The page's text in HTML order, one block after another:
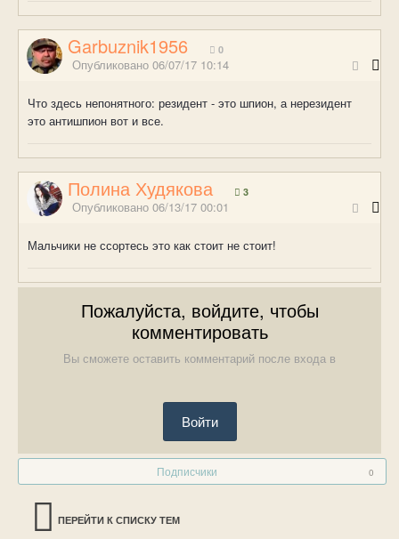
Garbuznik1956 0
Опубликовано 06/07/17 10:14
Что здесь непонятного: резидент - это шпион, а нерезидент
это антишпион вот и все.
Полина Худякова 3
Опубликовано 06/13/17 00:01
Мальчики не ссортесь это как стоит не стоит!
Пожалуйста, войдите, чтобы
комментировать
Вы сможете оставить комментарий после входа в
Войти
Подписчики 0
ПЕРЕЙТИ К СПИСКУ ТЕМ